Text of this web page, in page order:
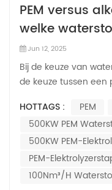
PEM versus
welke
is het meest
behoeften?
Jun 12, 2025
Bij de keuze van
de keuze tussen
uitgebreide afweging
vergelijking helpt u
Technische
HOTTAGS : PEM
500KW PEM
500KW PEM-
PEM-
100Nm³/H